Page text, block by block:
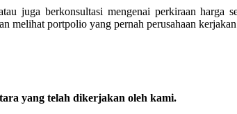
juga berkonsultasi mengenai perkiraan harga
melihat portpolio yang pernah perusahaan
yang telah dikerjakan oleh kami.